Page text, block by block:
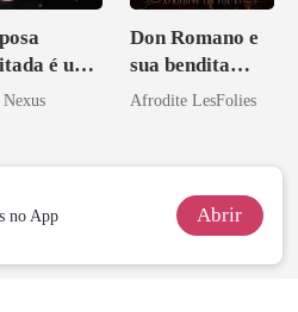
é uma
Don Romano e
sua bendita
ruína
Afrodite LesFolies
no App Abrir